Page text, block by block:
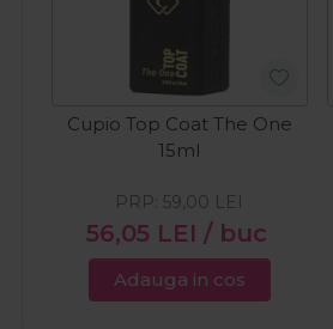
Cupio Top Coat The One
15ml
56,05 LEI / buc
PRP: 59,00 LEI
Adauga in cos